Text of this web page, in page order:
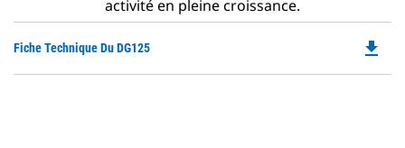
activité en pleine croissance.
Fiche Technique Du DG125 file_download